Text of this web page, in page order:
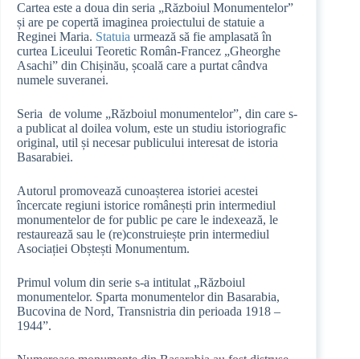
Cartea este a doua din seria „Războiul Monumentelor”
și are pe copertă imaginea proiectului de statuie a
Reginei Maria. Statuia urmează să fie amplasată în
curtea Liceului Teoretic Român-Francez „Gheorghe
Asachi” din Chișinău, școală care a purtat cândva
numele suveranei.
Seria de volume „Războiul monumentelor”, din care s-
a publicat al doilea volum, este un studiu istoriografic
original, util și necesar publicului interesat de istoria
Basarabiei.
Autorul promovează cunoașterea istoriei acestei
încercate regiuni istorice românești prin intermediul
monumentelor de for public pe care le indexează, le
restaurează sau le (re)construiește prin intermediul
Asociației Obștești Monumentum.
Primul volum din serie s-a intitulat „Războiul
monumentelor. Sparta monumentelor din Basarabia,
Bucovina de Nord, Transnistria din perioada 1918 –
1944”.